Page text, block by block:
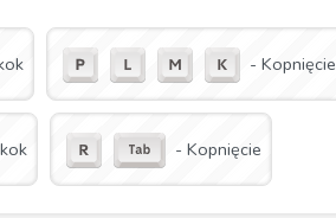
- Kopnięcie
- Kopnięcie